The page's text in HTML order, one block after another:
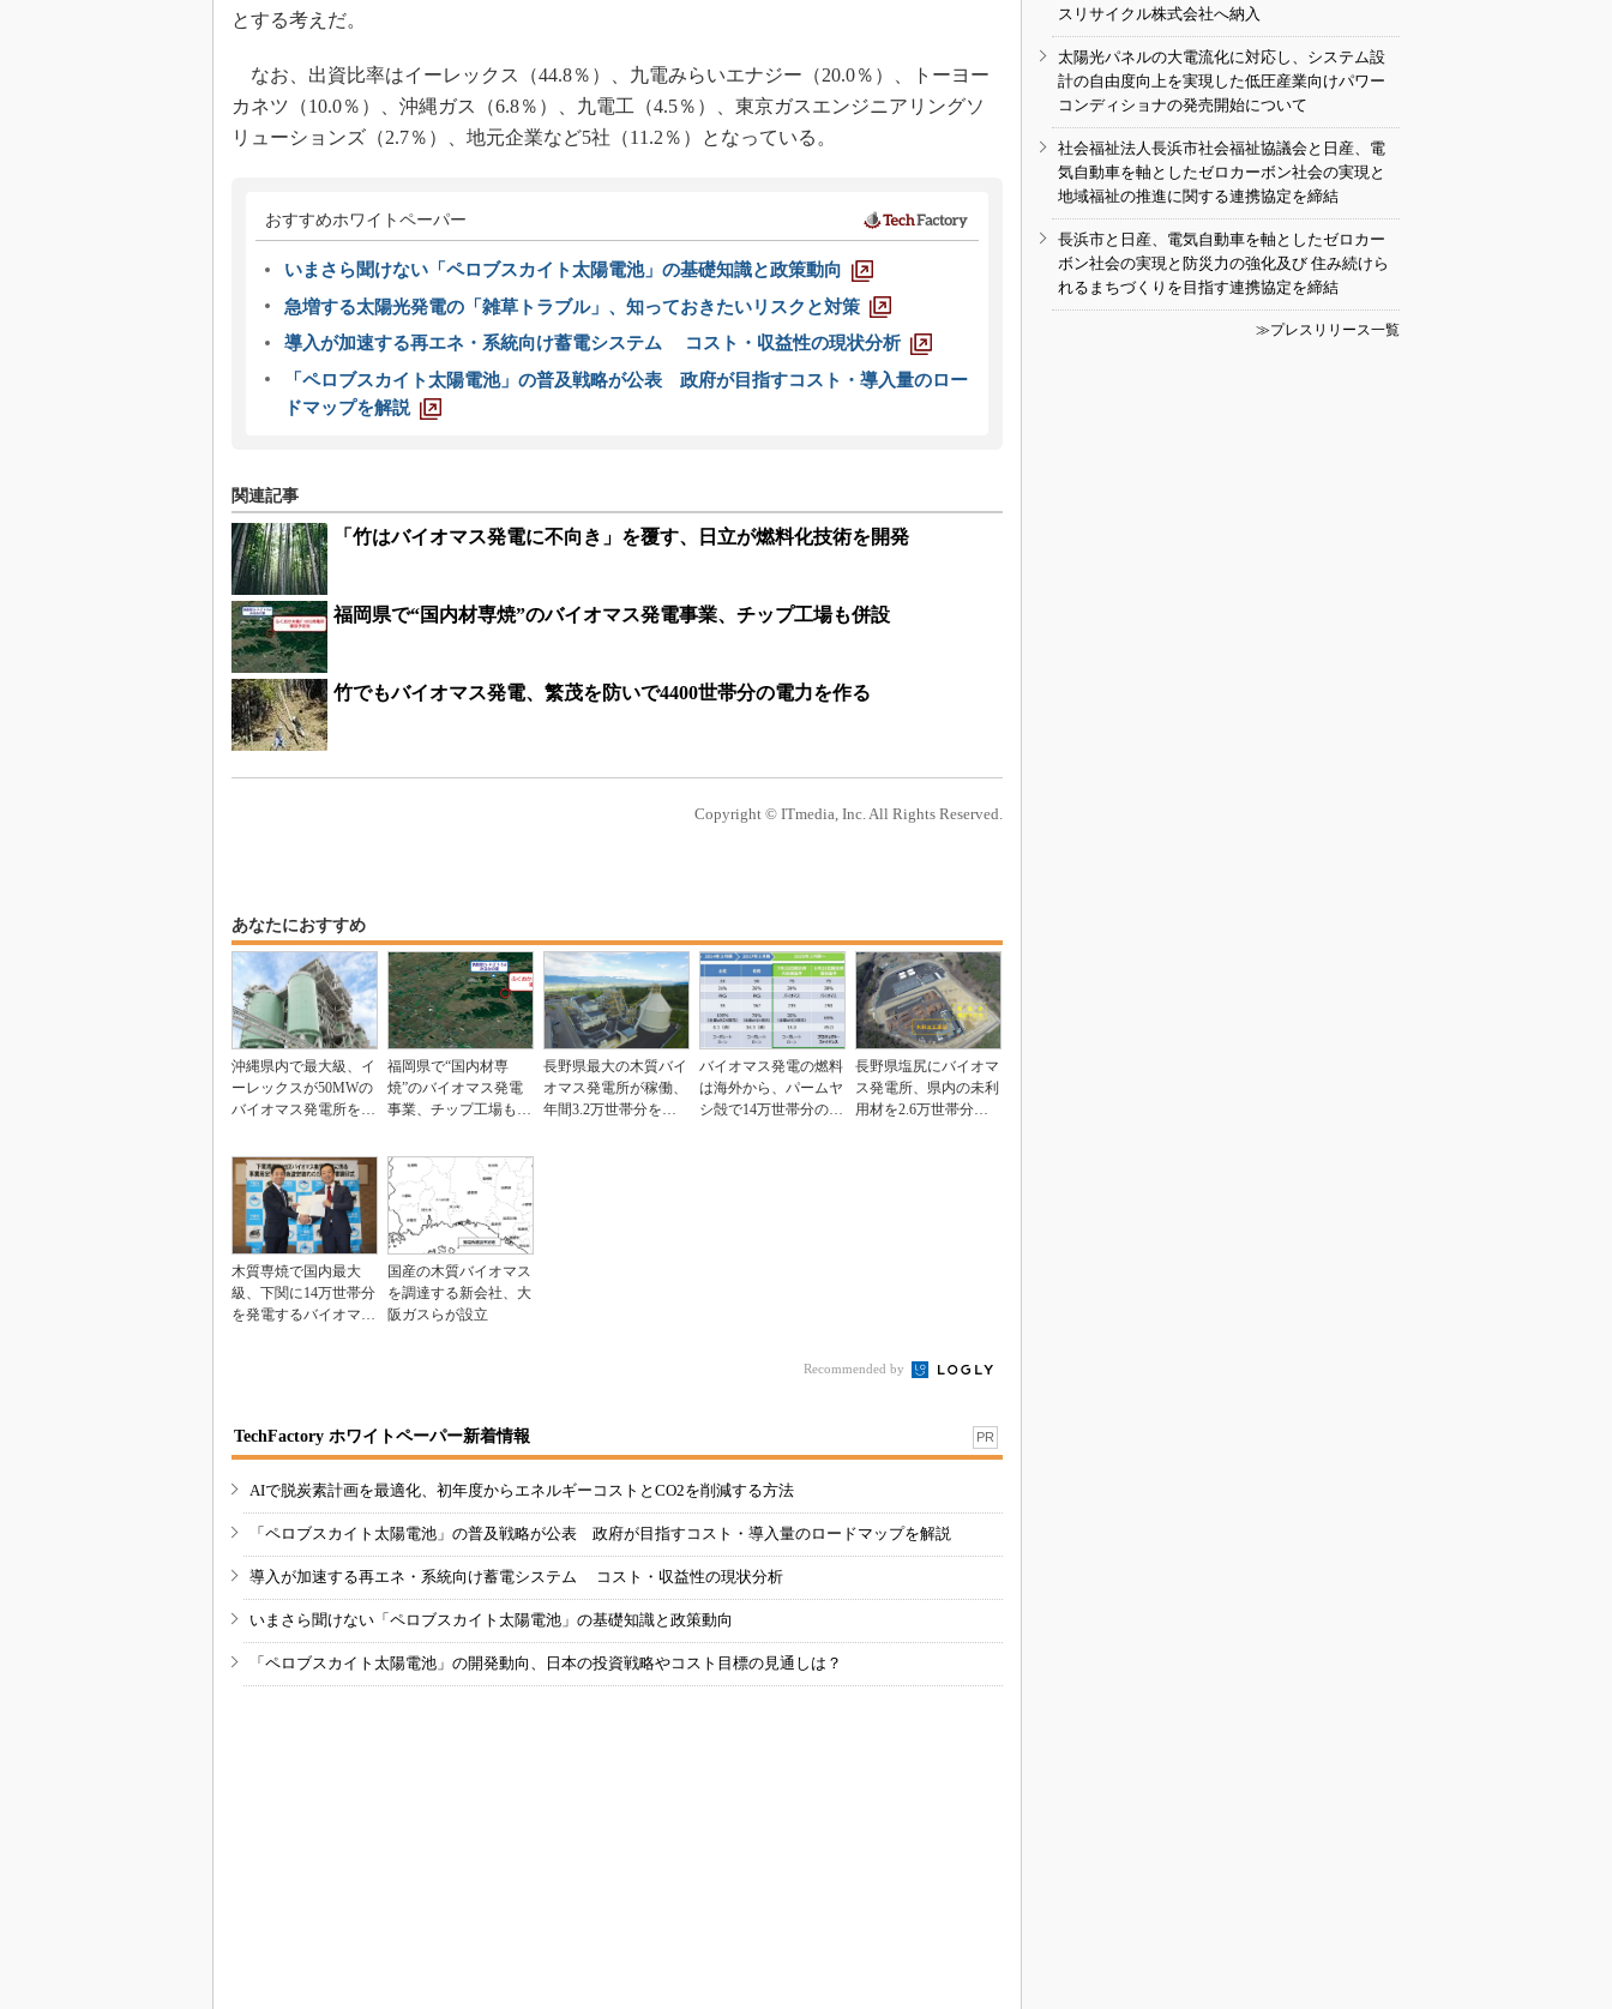
とする考えだ。
なお、出資比率はイーレックス（44.8％）、九電みらいエナジー（20.0％）、トーヨー
カネツ（10.0％）、沖縄ガス（6.8％）、九電工（4.5％）、東京ガスエンジニアリングソ
リューションズ（2.7％）、地元企業など5社（11.2％）となっている。
おすすめホワイトペーパー
いまさら聞けない「ペロブスカイト太陽電池」の基礎知識と政策動向
急増する太陽光発電の「雑草トラブル」、知っておきたいリスクと対策
導入が加速する再エネ・系統向け蓄電システム コスト・収益性の現状分析
「ペロブスカイト太陽電池」の普及戦略が公表 政府が目指すコスト・導入量のロー
ドマップを解説
関連記事
「竹はバイオマス発電に不向き」を覆す、日立が燃料化技術を開発
福岡県で“国内材専焼”のバイオマス発電事業、チップ工場も併設
竹でもバイオマス発電、繁茂を防いで4400世帯分の電力を作る
Copyright © ITmedia, Inc. All Rights Reserved.
あなたにおすすめ
沖縄県内で最大級、イ
ーレックスが50MWの
バイオマス発電所を建
福岡県で“国内材専
焼”のバイオマス発電
事業、チップ工場も併
長野県最大の木質バイ
オマス発電所が稼働、
年間3.2万世帯分を発
バイオマス発電の燃料
は海外から、パームヤ
シ殻で14万世帯分の電
長野県塩尻にバイオマ
ス発電所、県内の未利
用材を2.6万世帯分の
木質専焼で国内最大
級、下関に14万世帯分
を発電するバイオマス
国産の木質バイオマス
を調達する新会社、大
阪ガスらが設立
Recommended by
TechFactory ホワイトペーパー新着情報 PR
AIで脱炭素計画を最適化、初年度からエネルギーコストとCO2を削減する方法
「ペロブスカイト太陽電池」の普及戦略が公表 政府が目指すコスト・導入量のロードマップを解説
導入が加速する再エネ・系統向け蓄電システム コスト・収益性の現状分析
いまさら聞けない「ペロブスカイト太陽電池」の基礎知識と政策動向
「ペロブスカイト太陽電池」の開発動向、日本の投資戦略やコスト目標の見通しは？
スリサイクル株式会社へ納入
太陽光パネルの大電流化に対応し、システム設
計の自由度向上を実現した低圧産業向けパワー
コンディショナの発売開始について
社会福祉法人長浜市社会福祉協議会と日産、電
気自動車を軸としたゼロカーボン社会の実現と
地域福祉の推進に関する連携協定を締結
長浜市と日産、電気自動車を軸としたゼロカー
ボン社会の実現と防災力の強化及び 住み続けら
れるまちづくりを目指す連携協定を締結
≫プレスリリース一覧